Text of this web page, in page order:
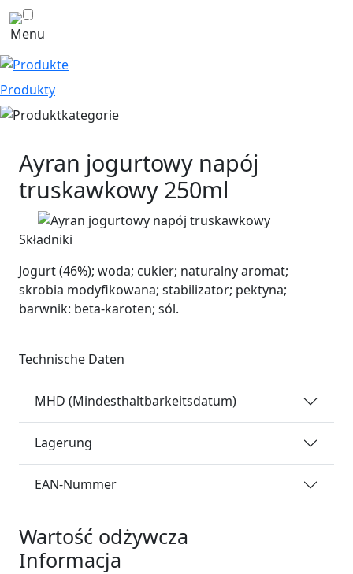
Menu
Produkty
Ayran jogurtowy napój
truskawkowy 250ml
Składniki
Jogurt (46%); woda; cukier; naturalny aromat;
skrobia modyfikowana; stabilizator; pektyna;
barwnik: beta-karoten; sól.
Technische Daten
MHD (Mindesthaltbarkeitsdatum)
Lagerung
EAN-Nummer
Wartość odżywcza
Informacja